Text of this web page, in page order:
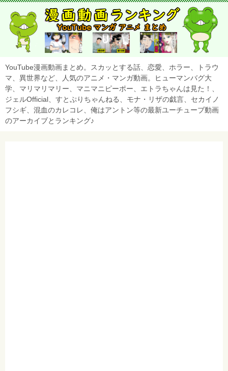
YouTube漫画動画まとめ。スカッとする話、恋愛、ホラー、トラウ
マ、異世界など、人気のアニメ・マンガ動画。ヒューマンバグ大
学、マリマリマリー、マニマニピーポー、エトラちゃんは見た！、
ジェルOfficial、すとぷりちゃんねる、モナ・リザの戯言、セカイノ
フシギ、混血のカレコレ、俺はアントン等の最新ユーチューブ動画
のアーカイブとランキング♪